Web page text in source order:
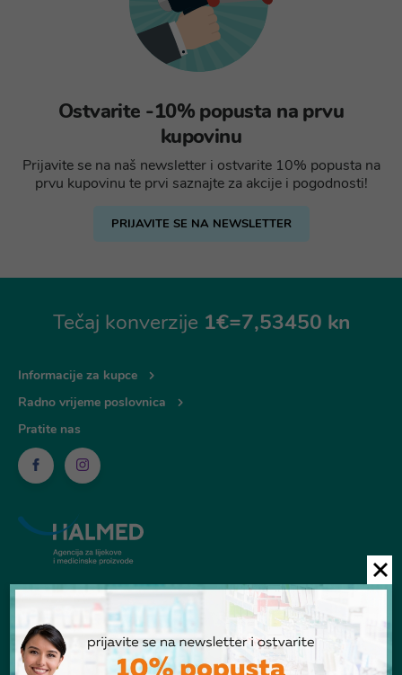
Ostvarite -10% popusta na prvu
kupovinu
Prijavite se na naš newsletter i ostvarite 10% popusta na
prvu kupovinu te prvi saznajte za akcije i pogodnosti!
PRIJAVITE SE NA NEWSLETTER
Tečaj konverzije 1€=7,53450 kn
Informacije za kupce
Radno vrijeme poslovnica
Pratite nas
© Ljekarna Talan 2026